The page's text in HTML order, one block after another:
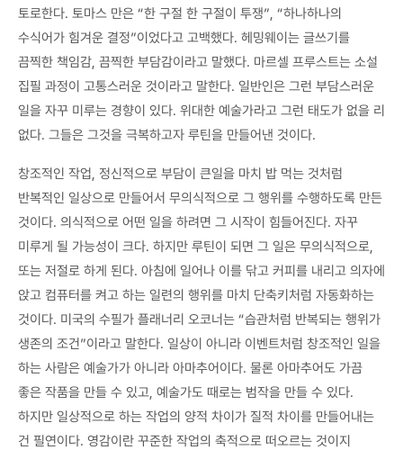
토로한다. 토마스 만은 “한 구절 한 구절이 투쟁”, “하나하나의
수식어가 힘겨운 결정”이었다고 고백했다. 헤밍웨이는 글쓰기를
끔찍한 책임감, 끔찍한 부담감이라고 말했다. 마르셀 프루스트는 소설
집필 과정이 고통스러운 것이라고 말한다. 일반인은 그런 부담스러운
일을 자꾸 미루는 경향이 있다. 위대한 예술가라고 그런 태도가 없을 리
없다. 그들은 그것을 극복하고자 루틴을 만들어낸 것이다.
창조적인 작업, 정신적으로 부담이 큰일을 마치 밥 먹는 것처럼
반복적인 일상으로 만들어서 무의식적으로 그 행위를 수행하도록 만든
것이다. 의식적으로 어떤 일을 하려면 그 시작이 힘들어진다. 자꾸
미루게 될 가능성이 크다. 하지만 루틴이 되면 그 일은 무의식적으로,
또는 저절로 하게 된다. 아침에 일어나 이를 닦고 커피를 내리고 의자에
앉고 컴퓨터를 켜고 하는 일련의 행위를 마치 단축키처럼 자동화하는
것이다. 미국의 수필가 플래너리 오코너는 “습관처럼 반복되는 행위가
생존의 조건”이라고 말한다. 일상이 아니라 이벤트처럼 창조적인 일을
하는 사람은 예술가가 아니라 아마추어이다. 물론 아마추어도 가끔
좋은 작품을 만들 수 있고, 예술가도 때로는 범작을 만들 수 있다.
하지만 일상적으로 하는 작업의 양적 차이가 질적 차이를 만들어내는
건 필연이다. 영감이란 꾸준한 작업의 축적으로 떠오르는 것이지